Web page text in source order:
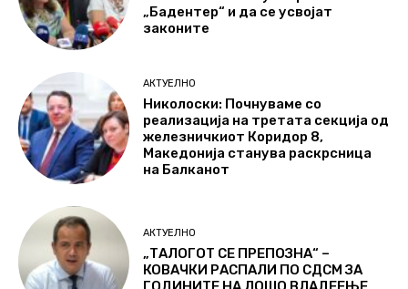
„Бадентер“ и да се усвојат
законите
АКТУЕЛНО
Николоски: Почнуваме со
реализација на третата секција од
железничкиот Коридор 8,
Македонија станува раскрсница
на Балканот
АКТУЕЛНО
„ТАЛОГОТ СЕ ПРЕПОЗНА“ –
КОВАЧКИ РАСПАЛИ ПО СДСМ ЗА